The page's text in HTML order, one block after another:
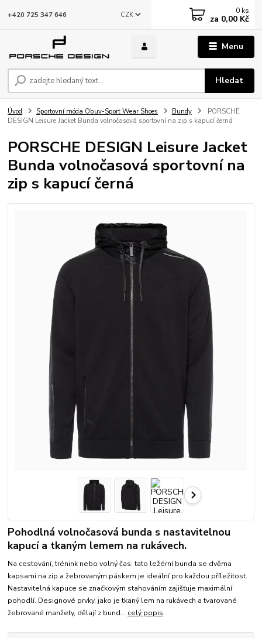
Menu
CZK
Hledat
+420 725 347 646 0 ks
za 0,00 Kč
Úvod Sportovní móda Obuv-Sport Wear Shoes Bundy
PORSCHE
DESIGN Leisure Jacket Bunda volnočasová sportovní na zip s kapucí černá
PORSCHE DESIGN Leisure Jacket
Bunda volnočasová sportovní na
zip s kapucí černá
Pohodlná volnočasová bunda s nastavitelnou
kapucí a tkaným lemem na rukávech.
Na cestování, trénink nebo volný čas: tato ležérní bunda se dvěma
kapsami na zip a žebrovaným páskem je ideální pro každou příležitost.
Nastavitelná kapuce se značkovým stahováním zajišťuje maximální
pohodlí. Designové prvky, jako je tkaný lem na rukávech a tvarované
žebrované manžety, dělají z bund... celý popis